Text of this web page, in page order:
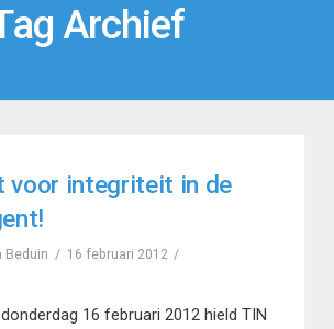
Archief
voor integriteit in de
Beduin
16 februari 2012
16 februari 2012 hield TIN